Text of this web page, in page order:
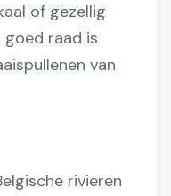
of gezellig
goed raad is
van
rivieren